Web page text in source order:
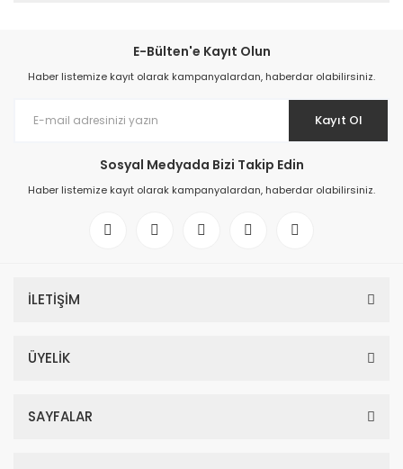
E-Bülten'e Kayıt Olun
Haber listemize kayıt olarak kampanyalardan, haberdar olabilirsiniz.
Kayıt Ol
Sosyal Medyada Bizi Takip Edin
Haber listemize kayıt olarak kampanyalardan, haberdar olabilirsiniz.
İLETİŞİM
ÜYELİK
SAYFALAR